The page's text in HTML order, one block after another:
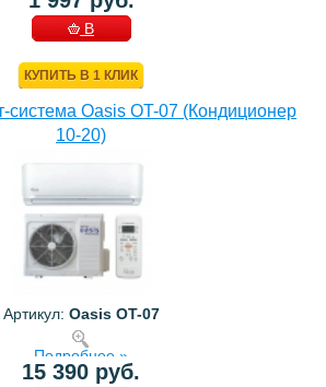
В
КУПИТЬ В 1 КЛИК
система Oasis OT-07 (Кондиционер
10-20)
Артикул: Oasis OT-07
Подробнее »
15 390 руб.